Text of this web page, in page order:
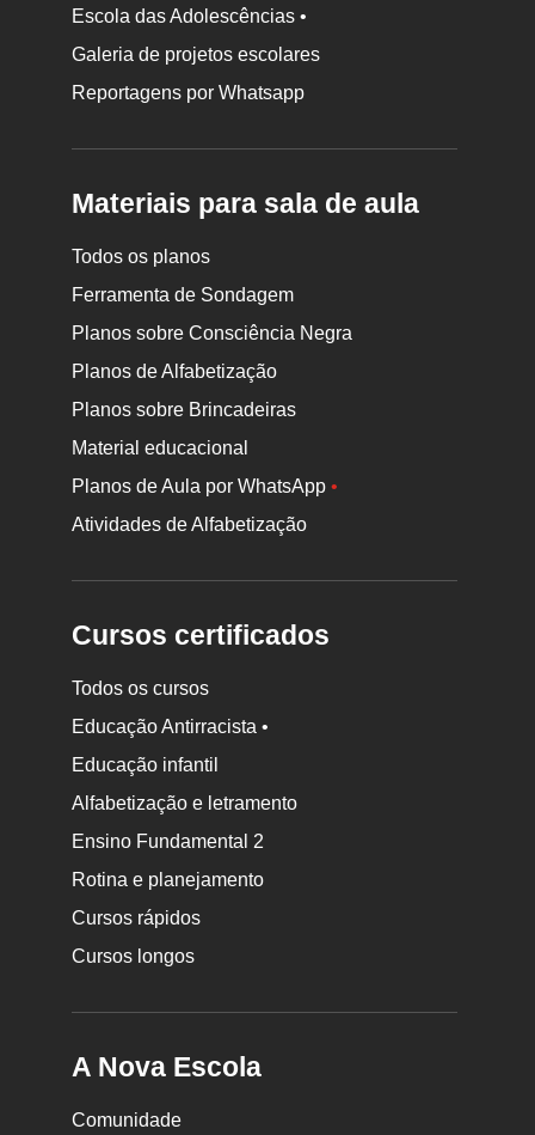
Escola das Adolescências •
Galeria de projetos escolares
Reportagens por Whatsapp
Materiais para sala de aula
Todos os planos
Ferramenta de Sondagem
Planos sobre Consciência Negra
Planos de Alfabetização
Planos sobre Brincadeiras
Material educacional
Planos de Aula por WhatsApp•
Atividades de Alfabetização
Cursos certificados
Todos os cursos
Educação Antirracista •
Educação infantil
Alfabetização e letramento
Ensino Fundamental 2
Rotina e planejamento
Cursos rápidos
Cursos longos
A Nova Escola
Comunidade